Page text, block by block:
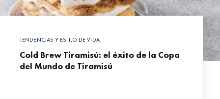
TENDENCIAS Y ESTILO DE VIDA
Cold Brew Tiramisú: el éxito de la Copa
del Mundo de Tiramisú